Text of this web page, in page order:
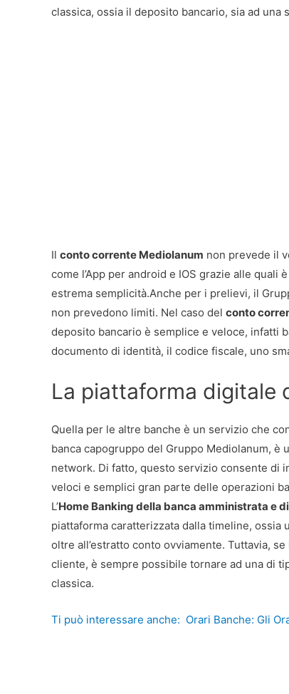
classica, ossia il deposito bancario, sia ad
Il conto corrente Mediolanum non prevede il
come l’App per android e IOS grazie alle
estrema semplicità.Anche per i prelievi, il
non prevedono limiti. Nel caso del conto
deposito bancario è semplice e veloce, infatti
documento di identità, il codice fiscale, uno
La piattaforma digitale
Quella per le altre banche è un servizio che
banca capogruppo del Gruppo Mediolanum, è
network. Di fatto, questo servizio consente di
veloci e semplici gran parte delle operazioni
L’Home Banking della banca amministrata e
piattaforma caratterizzata dalla timeline,
oltre all’estratto conto ovviamente. Tuttavia,
cliente, è sempre possibile tornare ad una di
classica.
Ti può interessare anche: Orari Banche: Gli